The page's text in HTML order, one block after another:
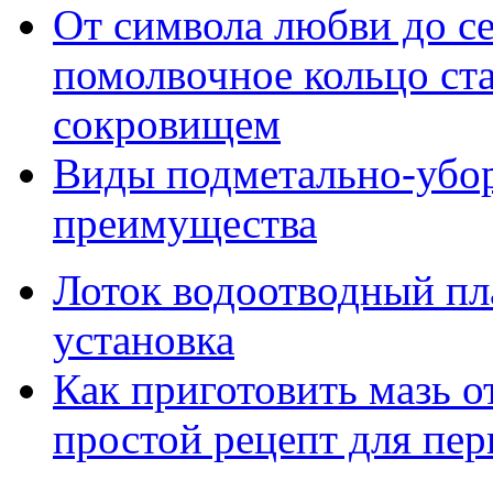
От символа любви до
помолвочное кольцо
сокровищем
Виды подметально-
преимущества
Лоток водоотводный
установка
Как приготовить мазь
простой рецепт для